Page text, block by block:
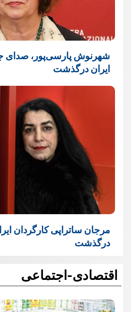
شهرنوش پارسی‌پور، صدای
ایران درگذشت
مرجان ساتراپی کارگردان
درگذشت
اقتصادی-اجتماعی